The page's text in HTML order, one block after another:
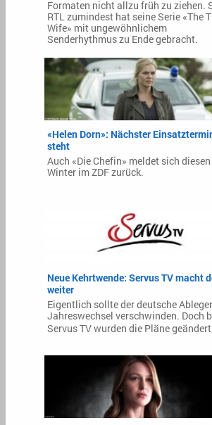
Formaten nicht allzu früh zu ziehen.
RTL zumindest hat seine Serie «The
Wife» mit ungewöhnlichem
Senderhythmus zu Ende gebracht.
«Helen Dorn»: Nächster
steht
Auch «Die Chefin» meldet sich diesen
Winter im ZDF zurück.
Neue Kehrtwende: Servus TV macht
weiter
Eigentlich sollte der deutsche
Jahreswechsel verschwinden. Doch
Servus TV wurden die Pläne